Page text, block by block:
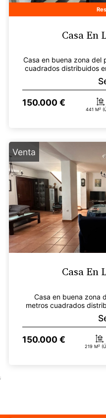
Casa En
Casa en buena zona del
cuadrados distribuidos
150.000 €
441 M²
Venta
Casa En
Casa en buena zona
metros cuadrados
la
150.000 €
219 M²
;